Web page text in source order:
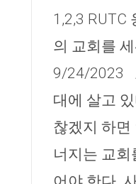
1,2,3 RUTC
의 교회를
9/24/2023
대에 살고
찮겠지 하면
너지는 교회